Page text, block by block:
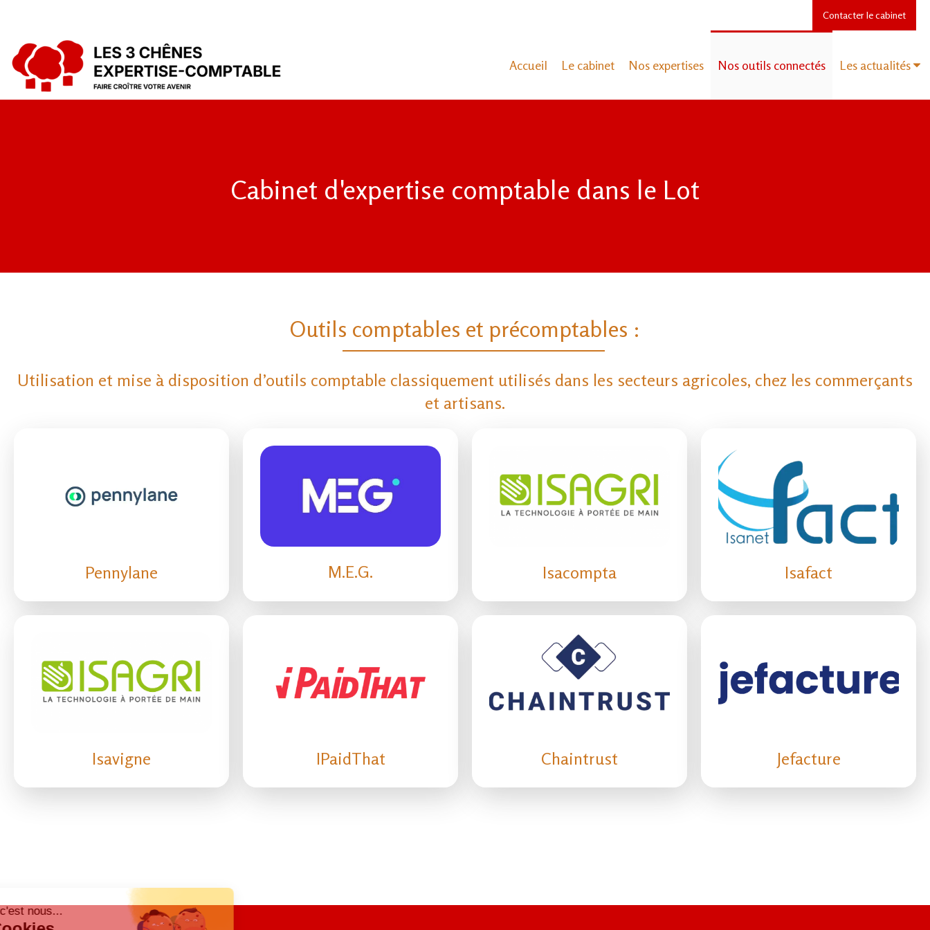
Contacter le cabinet
Accueil Le cabinet Nos expertises Nos outils connectés Les actualités
Cabinet d'expertise comptable dans le Lot
Outils comptables et précomptables :
Utilisation et mise à disposition d’outils comptable classiquement utilisés dans les secteurs agricoles, chez les commerçants
et artisans.
Pennylane M.E.G. Isacompta Isafact
Isavigne IPaidThat Chaintrust Jefacture